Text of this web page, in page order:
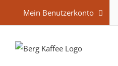
Mein Benutzerkonto